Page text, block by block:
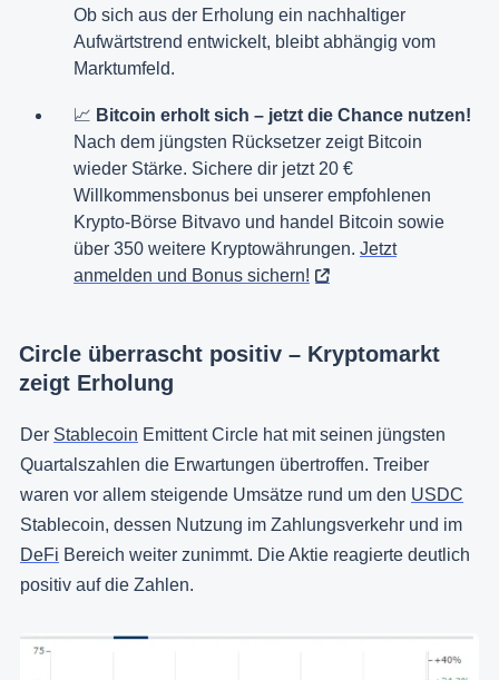
Ob sich aus der Erholung ein nachhaltiger
Aufwärtstrend entwickelt, bleibt abhängig vom
Marktumfeld.
📈 Bitcoin erholt sich – jetzt die Chance nutzen!
Nach dem jüngsten Rücksetzer zeigt Bitcoin
wieder Stärke. Sichere dir jetzt 20 €
Willkommensbonus bei unserer empfohlenen
Krypto-Börse Bitvavo und handel Bitcoin sowie
über 350 weitere Kryptowährungen. Jetzt
anmelden und Bonus sichern!
Circle überrascht positiv – Kryptomarkt
zeigt Erholung
Der Stablecoin Emittent Circle hat mit seinen jüngsten
Quartalszahlen die Erwartungen übertroffen. Treiber
waren vor allem steigende Umsätze rund um den USDC
Stablecoin, dessen Nutzung im Zahlungsverkehr und im
DeFi Bereich weiter zunimmt. Die Aktie reagierte deutlich
positiv auf die Zahlen.